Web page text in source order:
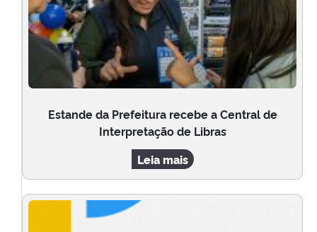
Estande da Prefeitura recebe a Central de
Interpretação de Libras
Leia mais